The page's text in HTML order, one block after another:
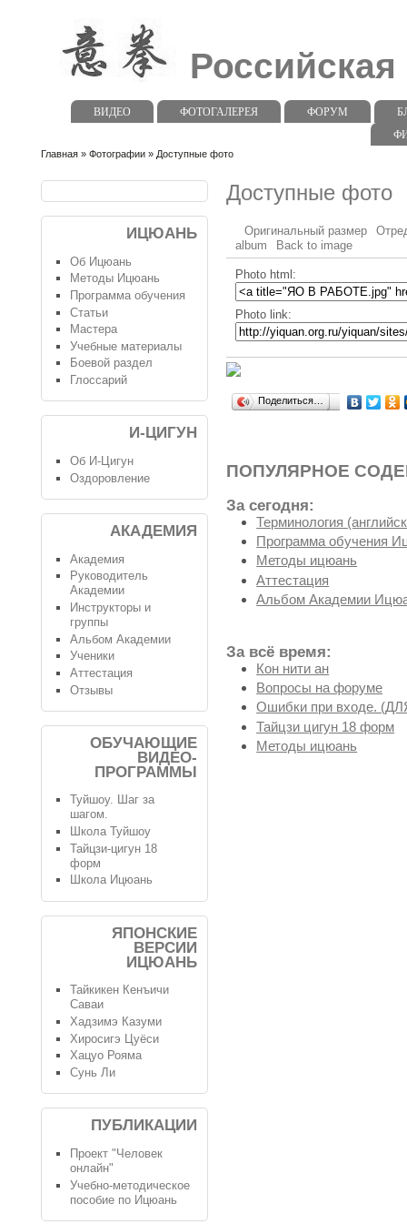
ВИДЕО ФОТОГАЛЕРЕЯ ФОРУМ
Главная » Фотографии » Доступные фото
Доступные фото
Оригинальный размер
album
Back to image
Photo html:
Photo link:
Поделиться…
ПОПУЛЯРНОЕ
За сегодня:
Терминология
Программа обучения
Методы ицюань
Аттестация
Альбом Академии
За всё время:
Кон нити ан
Вопросы на форуме
Ошибки при входе.
Тайцзи цигун 18 форм
Методы ицюань
ИЦЮАНЬ
Об Ицюань
Методы Ицюань
Программа обучения
Статьи
Мастера
Учебные материалы
Боевой раздел
Глоссарий
И-ЦИГУН
Об И-Цигун
Оздоровление
АКАДЕМИЯ
Академия
Руководитель
Академии
Инструкторы и
группы
Альбом Академии
Ученики
Аттестация
Отзывы
ОБУЧАЮЩИЕ
ВИДЕО-
ПРОГРАММЫ
Туйшоу. Шаг за
шагом.
Школа Туйшоу
Тайцзи-цигун 18
форм
Школа Ицюань
ЯПОНСКИЕ
ВЕРСИИ
ИЦЮАНЬ
Тайкикен Кенъичи
Саваи
Хадзимэ Казуми
Хиросигэ Цуёси
Хацуо Рояма
Сунь Ли
ПУБЛИКАЦИИ
Проект "Человек
онлайн"
Учебно-методическое
пособие по Ицюань